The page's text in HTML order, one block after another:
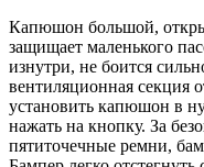
Капюшон большой,
защищает маленького
изнутри, не боится
вентиляционная секция
установить капюшон в
нажать на кнопку. За
пятиточечные ремни,